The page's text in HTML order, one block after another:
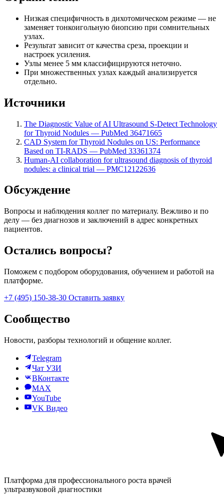
Низкая специфичность в дихотомическом режиме — не
заменяет тонкоигольную биопсию при сомнительных
узлах.
Результат зависит от качества среза, проекции и
настроек усиления.
Узлы менее 5 мм классифицируются неточно.
При множественных узлах каждый анализируется
отдельно.
Источники
The Diagnostic Value of AI Ultrasound S-Detect Technology
for Thyroid Nodules — PubMed 36471665
CAD System for Thyroid Nodules on US: Performance
Based on TI-RADS — PubMed 33361374
Human-AI collaboration for ultrasound diagnosis of thyroid
nodules: a clinical trial — PMC12122636
Обсуждение
Вопросы и наблюдения коллег по материалу. Вежливо и по
делу — без диагнозов и заключений в адрес конкретных
пациентов.
Остались вопросы?
Поможем с подбором оборудования, обучением и работой на
платформе.
+7 (495) 150-38-30 Оставить заявку
Сообщество
Новости, разборы технологий и общение коллег.
Telegram
Чат УЗИ
ВКонтакте
MAX
YouTube
VK Видео
Платформа для профессионального роста врачей
ультразвуковой диагностики